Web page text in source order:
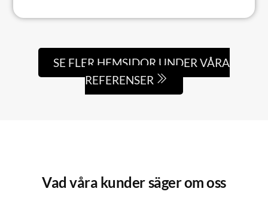
SE FLER HEMSIDOR UNDER VÅRA
REFERENSER
Vad våra kunder säger om oss